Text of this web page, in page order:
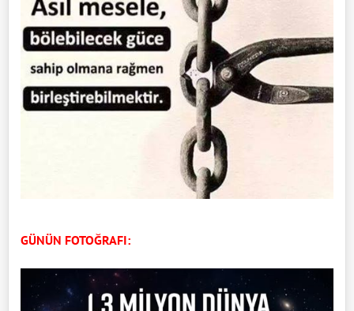
GÜNÜN FOTOĞRAFI: